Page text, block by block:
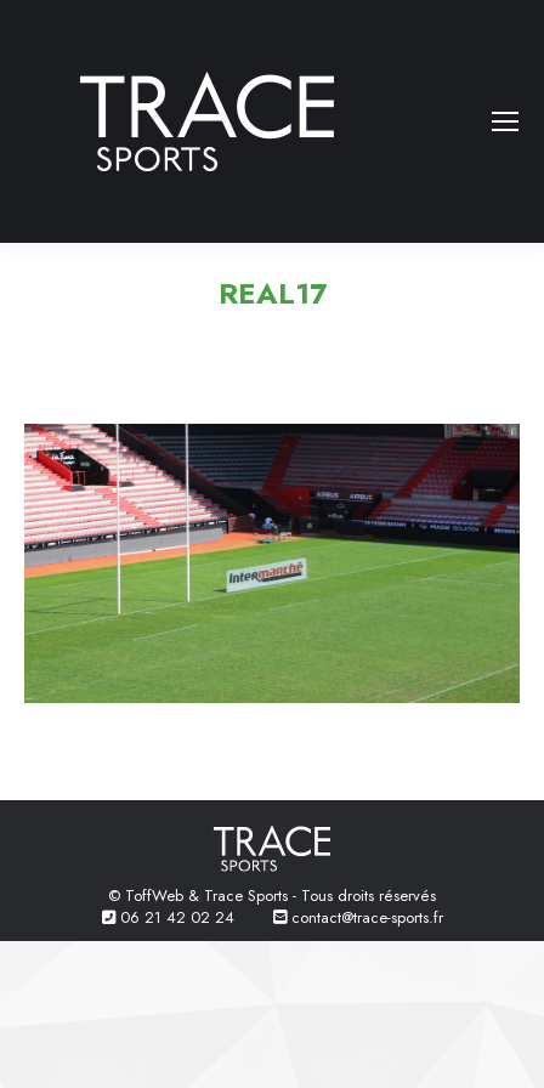
REAL17
© ToffWeb & Trace Sports - Tous droits réservés
06 21 42 02 24
contact@trace-sports.fr